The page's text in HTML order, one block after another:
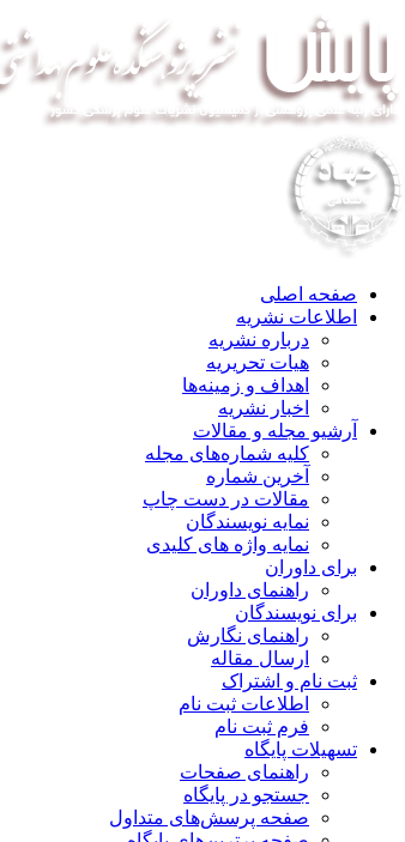
صفحه اصلی
اطلاعات نشریه
درباره نشریه
هیات تحریریه
اهداف و زمینه‌ها
اخبار نشریه
آرشیو مجله و مقالات
کلیه شماره‌های مجله
آخرین شماره
مقالات در دست چاپ
نمایه نویسندگان
نمایه واژه های کلیدی
برای داوران
راهنمای داوران
برای نویسندگان
راهنمای نگارش
ارسال مقاله
ثبت نام و اشتراک
اطلاعات ثبت نام
فرم ثبت نام
تسهیلات پایگاه
راهنمای صفحات
جستجو در پایگاه
صفحه پرسش‌های متداول